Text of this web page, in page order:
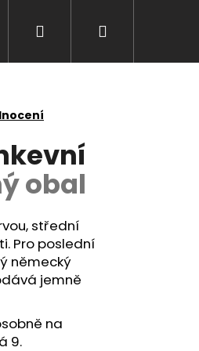
PIVO NAŠE PIVO
Přihlášení
obal
střední
Pro poslední
německý
jemně
na
9.